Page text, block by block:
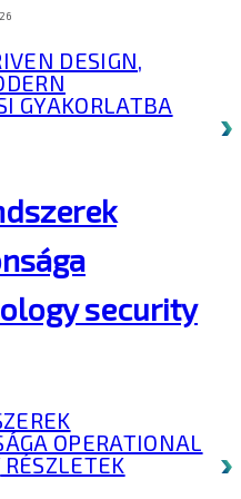
DESIGN,
GYAKORLATBA
security
OPERATIONAL
RÉSZLETEK